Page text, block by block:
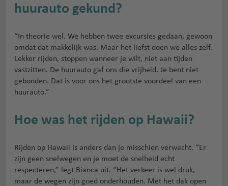
huurauto gekund?
“In theorie wel. We hebben twee excursies gedaan, gewoon
omdat dat makkelijk was. Maar het liefst doen we alles zelf.
Lekker rijden, stoppen wanneer je wilt, niet aan tijden
vastzitten. De huurauto gaf ons die vrijheid. Je bent niet
gebonden. Dat is voor ons het grootste voordeel van een
huurauto.”
Hoe was het rijden op Hawaii?
Rijden op Hawaii is anders dan je misschien verwacht. “Er
zijn geen snelwegen en je moet de snelheid echt
respecteren,” legt Bianca uit. “Het verkeer is wel druk,
maar de wegen zijn goed onderhouden. Met het dak open